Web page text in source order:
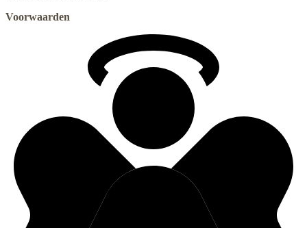
Voorwaarden